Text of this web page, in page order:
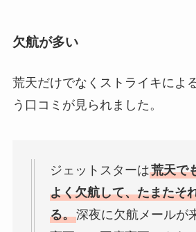
欠航が多い
荒天だけでなくストライキによ
う口コミが見られました。
ジェットスターは荒天で
よく欠航して、たまたそ
る。深夜に欠航メールが